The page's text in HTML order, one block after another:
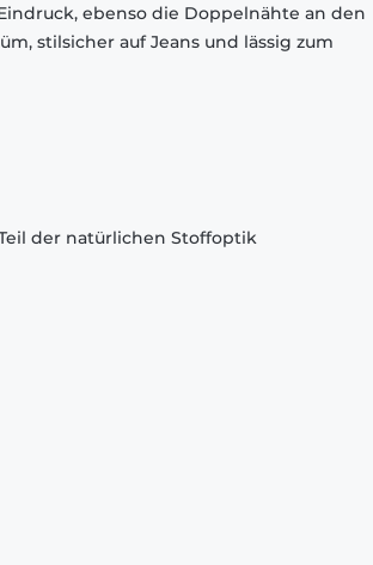
ebenso die Doppelnähte an den
stilsicher auf Jeans und lässig zum
der natürlichen Stoffoptik